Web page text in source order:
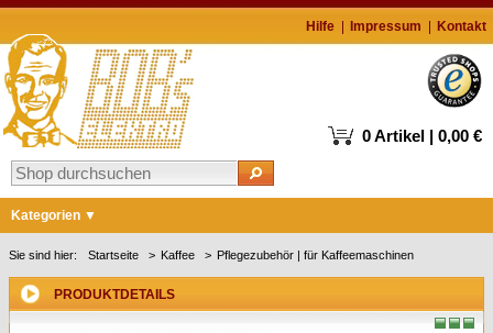
Hilfe Impressum Kontakt
0 Artikel | 0,00 €
Kategorien
Markenshops
Waschen & Trocknen
Sie sind hier: Startseite Kaffee Pflegezubehör | für Kaffeemaschinen
PRODUKTDETAILS